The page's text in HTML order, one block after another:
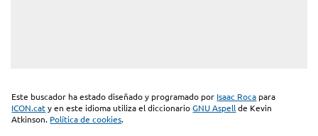
Este buscador ha estado diseñado y programado por Isaac Roca para
ICON.caty en este idioma utiliza el diccionarioGNU Aspellde Kevin
Atkinson. Política de cookies.